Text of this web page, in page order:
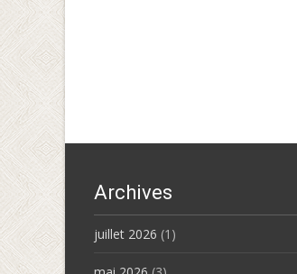
Archives
juillet 2026 (1)